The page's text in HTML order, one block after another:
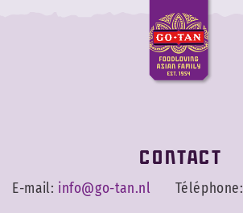
Contact
E-mail: info@go-tan.nl Téléphone: